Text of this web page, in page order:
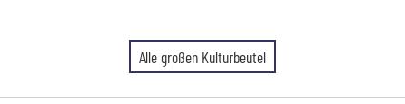
Alle großen Kulturbeutel